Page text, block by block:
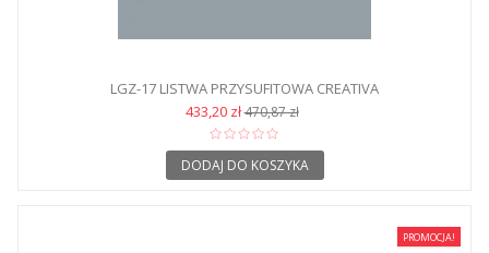
LGZ-17 LISTWA PRZYSUFITOWA CREATIVA
433,20 zł470,87 zł
DODAJ DO KOSZYKA
PROMOCJA!